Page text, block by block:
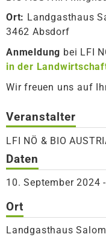
Ort: Landgasthaus
3462 Absdorf
Anmeldung bei LFI
in der
Wir freuen uns auf
Veranstalter
LFI NÖ & BIO
Daten
10. September 2024
Ort
Landgasthaus